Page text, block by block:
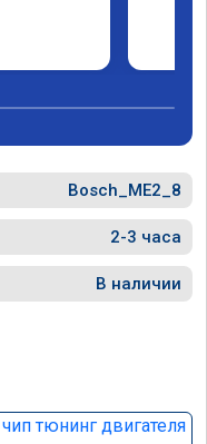
Bosch_ME2_8
2-3 часа
В наличии